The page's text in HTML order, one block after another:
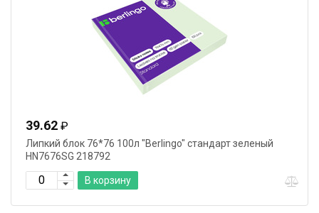
39.62 ₽
Липкий блок 76*76 100л "Berlingo" стандарт зеленый
HN7676SG 218792
В корзину